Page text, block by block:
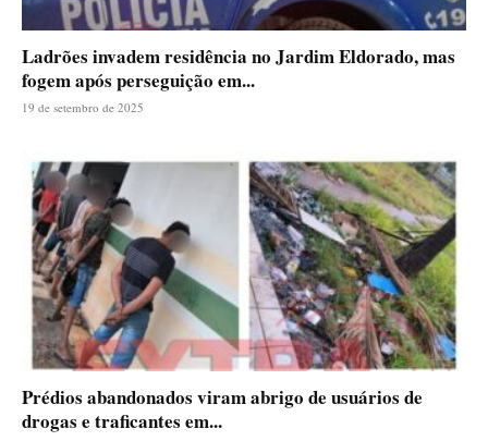
Ladrões invadem residência no Jardim Eldorado, mas
fogem após perseguição em...
19 de setembro de 2025
Prédios abandonados viram abrigo de usuários de
drogas e traficantes em...